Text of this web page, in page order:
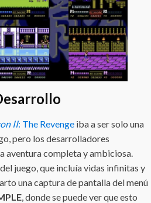
II: The Revenge iba a ser solo una
pero los desarrolladores
aventura completa y ambiciosa.
juego, que incluía vidas infinitas y
una captura de pantalla del menú
, donde se puede ver que esto